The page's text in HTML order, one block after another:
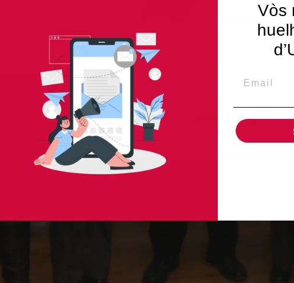
Utilitzem"cookies" al nostre lloc web per a
una experiència personalitzada i optimitzada,
seves preferències i visites regulars. Al fer clic a
totes", accepta l'ús de TOTES les "cookies". Tot i
visitar "Configuració de cookies" per concedir un
consentiment controlat.
Regles de "cookies" Acceptar totes
Vòs